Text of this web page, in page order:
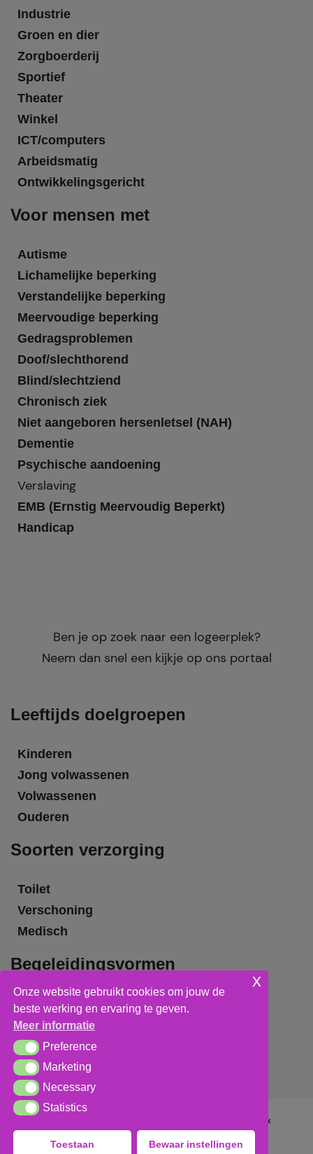
Industrie
Groen en dier
Zorgboerderij
Sportief
Theater
Winkel
ICT/computers
Arbeidsmatig
Ontwikkelingsgericht
Voor mensen met
Autisme
Lichamelijke beperking
Verstandelijke beperking
Meervoudige beperking
Gedragsproblemen
Doof/slechthorend
Blind/slechtziend
Chronisch ziek
Niet aangeboren hersenletsel (NAH)
Dementie
Psychische aandoening
Verslaving
EMB (Ernstig Meervoudig Beperkt)
Handicap
Ben je op zoek naar een logeerplek?
Neem dan snel een kijkje op ons portaal
Leeftijds doelgroepen
Kinderen
Jong volwassenen
Volwassenen
Ouderen
Soorten verzorging
Toilet
Verschoning
Medisch
Begeleidingsvormen
Grote groepsbegeleiding
Kleine groepsbegeleiding
Individuele begeleiding
&
cookieverklaring
Onze website gebruikt cookies om jouw de
beste werking en ervaring te geven.
Meer informatie
PreferencePreference
MarketingMarketing
NecessaryNecessary
StatisticsStatistics
Toestaan Bewaar instellingen
x